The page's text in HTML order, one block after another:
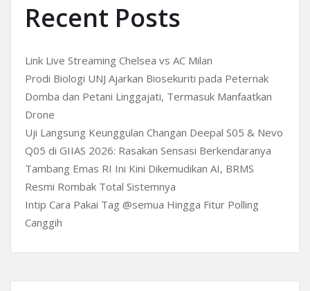
Recent Posts
Link Live Streaming Chelsea vs AC Milan
Prodi Biologi UNJ Ajarkan Biosekuriti pada Peternak
Domba dan Petani Linggajati, Termasuk Manfaatkan
Drone
Uji Langsung Keunggulan Changan Deepal S05 & Nevo
Q05 di GIIAS 2026: Rasakan Sensasi Berkendaranya
Tambang Emas RI Ini Kini Dikemudikan AI, BRMS
Resmi Rombak Total Sistemnya
Intip Cara Pakai Tag @semua Hingga Fitur Polling
Canggih